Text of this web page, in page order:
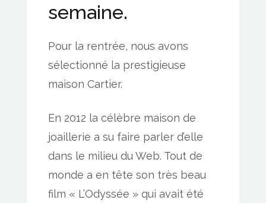
semaine.
Pour la rentrée, nous avons
sélectionné la prestigieuse
maison Cartier.
En 2012 la célèbre maison de
joaillerie a su faire parler d’elle
dans le milieu du Web. Tout de
monde a en tête son très beau
film « L’Odyssée » qui avait été